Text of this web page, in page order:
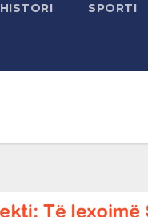
HISTORI SPORTI